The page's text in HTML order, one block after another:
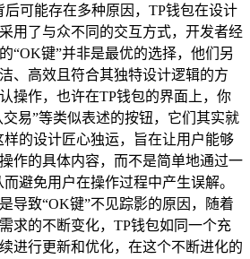
可能存在多种原因，TP钱包在设计
用了与众不同的交互方式，开发者经
“OK键”并非是最优的选择，他们另
、高效且符合其独特设计逻辑的方
操作，也许在TP钱包的界面上，你
交易”等类似表述的按钮，它们其实就
样的设计匠心独运，旨在让用户能够
作的具体内容，而不是简单地通过一
避免用户在操作过程中产生误解。
导致“OK键”不见踪影的原因，随着
求的不断变化，TP钱包如同一个充
进行更新和优化，在这个不断进化的